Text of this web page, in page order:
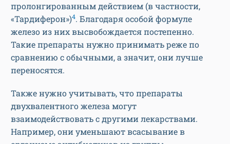
пролонгированным действием (в частности,
«Тардиферон»)4. Благодаря особой формуле
железо из них высвобождается постепенно.
Такие препараты нужно принимать реже по
сравнению с обычными, а значит, они лучше
переносятся.
Также нужно учитывать, что препараты
двухвалентного железа могут
взаимодействовать с другими лекарствами.
Например, они уменьшают всасывание в